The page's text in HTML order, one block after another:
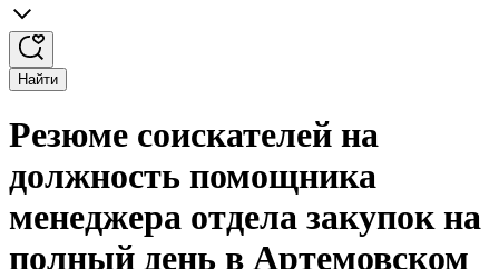
Найти
Резюме соискателей на
должность помощника
менеджера отдела закупок на
полный день в Артемовском